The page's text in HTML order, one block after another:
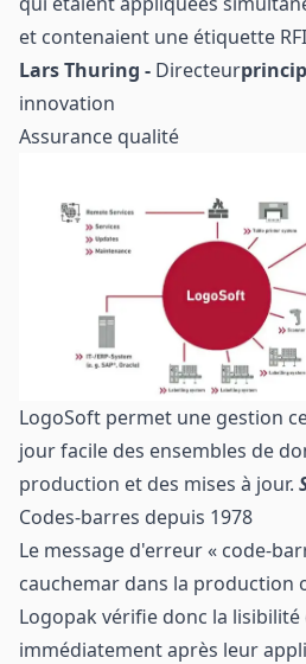
et contenaient une étiquette
Lars Thuring - Directeur
innovation
Assurance qualité
LogoSoft permet une gestion
jour facile des ensembles de
production et des mises à jour.
Codes-barres depuis 1978
Le message d'erreur « code-
cauchemar dans la production
Logopak vérifie donc la lisibilité
immédiatement après leur